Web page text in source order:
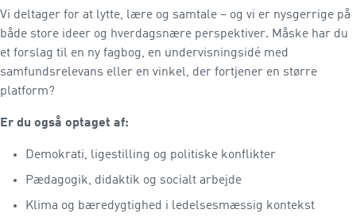
Vi deltager for at lytte, lære og samtale – og vi er nysgerrige på
både store ideer og hverdagsnære perspektiver. Måske har du
et forslag til en ny fagbog, en undervisningsidé med
samfundsrelevans eller en vinkel, der fortjener en større
platform?
Er du også optaget af:
Demokrati, ligestilling og politiske konflikter
Pædagogik, didaktik og socialt arbejde
Klima og bæredygtighed i ledelsesmæssig kontekst